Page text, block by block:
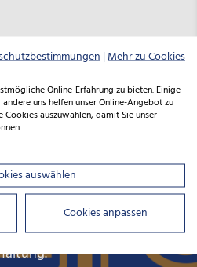
der NBank mit vielen
die bezahlbaren Wohnraum
ein neues Zuhause bieten.
um Ihre Investition mit
|Mehr zu Cookies
Online-Erfahrung zu bieten. Einige
uns helfen unser Online-Angebot zu
auszuwählen, damit Sie unser
auswählen
Cookies anpassen